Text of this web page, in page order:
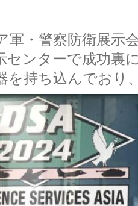
軍・警察防衛展示
センターで成功裏
を持ち込んでおり